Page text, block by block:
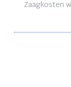
Zaagkosten